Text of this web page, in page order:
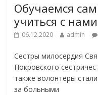
Обучаемся
учиться с нами
06.12.2020 admin
Сестры милосердия
Покровского
также волонтеры
за больными